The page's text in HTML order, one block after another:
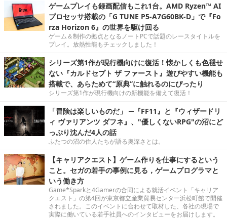
ゲームプレイも録画配信もこれ1台。AMD Ryzen™ AI
プロセッサ搭載の「G TUNE P5-A7G60BK-D」で『Fo
rza Horizon 6』の世界を駆け回る
ゲーム＆制作の拠点となるノートPCで話題のレースタイトルを
プレイ。放熱性能もチェックしました！
シリーズ第1作が現行機向けに復活！懐かしくも色褪せ
ない『カルドセプト ザ ファースト』遊びやすい機能も
搭載で、あらためて“原典”に触れるのにぴったり
シリーズ第1作が現行機向けの新機能を備えて復活！
「冒険は楽しいものだ」 ─『FF11』と『ウィザードリ
ィ ヴァリアンツ ダフネ』、"優しくないRPG"の沼にど
っぷり沈んだ4人の話
ふたつの沼の住人たちが語る奥深さとは。
【キャリアクエスト】ゲーム作りを仕事にするという
こと。セガの若手の事例に見る，ゲームプログラマと
いう働き方
Game*Sparkと4Gamerの合同による就活イベント「キャリア
クエスト」の第4回が東京都立産業貿易センター浜松町館で開催
されました。このイベントに合わせて取材した、各社の現場で
実際に働いている若手社員へのインタビューをお届けします。